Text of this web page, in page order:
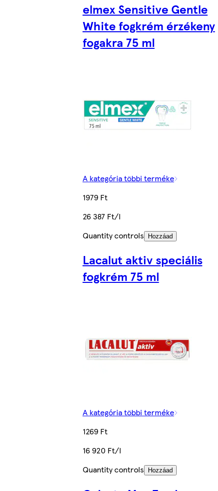
elmex Sensitive Gentle
White fogkrém érzékeny
fogakra 75 ml
A kategória többi terméke
1979 Ft
26 387 Ft/l
Quantity controls
Hozzáad
Lacalut aktiv speciális
fogkrém 75 ml
A kategória többi terméke
1269 Ft
16 920 Ft/l
Quantity controls
Hozzáad